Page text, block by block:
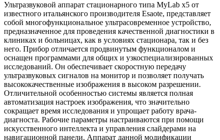
Ультразвуковой аппарат стационарного типа MyLab x5 от
известного итальянского производителя Esaote, представляет
собой многофункциональное ультрасовременное устройство,
предназначенное для проведения качественной диагностики в
клиниках и больницах, как в условиях стационара, так и без
него. Прибор отличается продвинутым функционалом и
оснащен программами для общих и узкоспециализированных
исследований. Он обеспечивает скоростную передачу
ультразвуковых сигналов на монитор и позволяет получать
высококачественные изображения в высоком разрешении.
Отличительной особенностью системы является полная
автоматизация настроек изображения, что значительно
сокращает время исследования и упрощает работу врача-
диагноста. Рабочие параметры настраиваются при помощи
искусственного интеллекта и управления слайдерами на
навигационной панели. Аппарат данной модификации